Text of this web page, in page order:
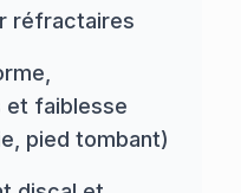
réfractaires
et faiblesse
pied tombant)